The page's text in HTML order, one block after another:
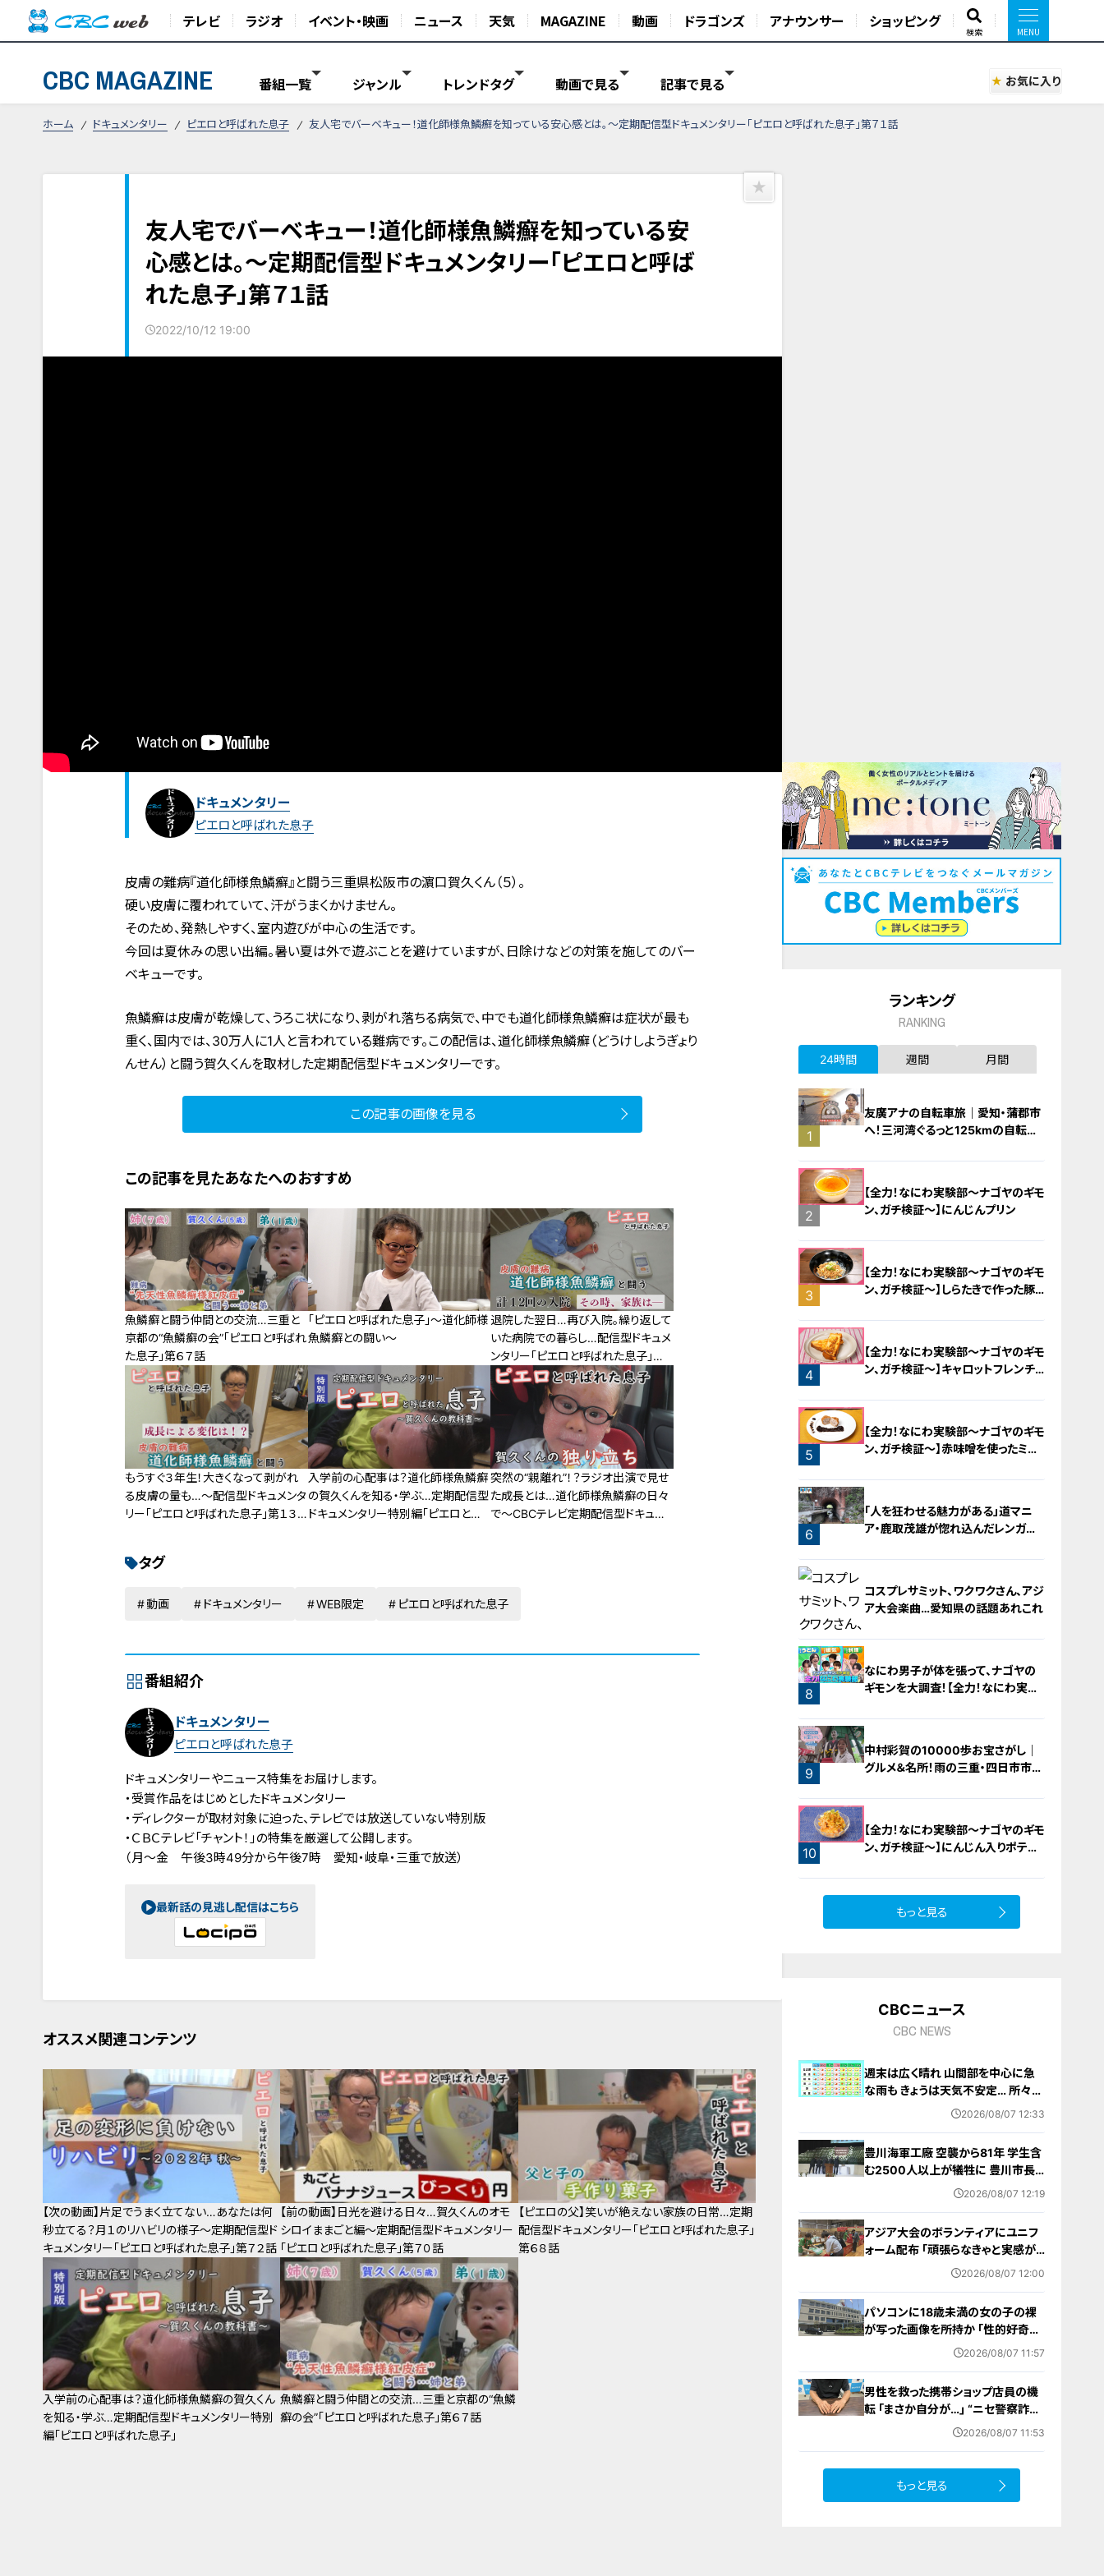
テレビ ラジオ イベント・映画 ニュース 天気 MAGAZINE 動画 ドラゴンズ アナウンサー ショッピング
検索
CBC MAGAZINE 番組一覧 ジャンル トレンドタグ 動画で見る 記事で見る お気に入り
ホーム ドキュメンタリー ピエロと呼ばれた息子 友人宅でバーベキュー！道化師様魚鱗癬を知っている安心感とは。～定期配信型ドキュメンタリー「ピエロと呼ばれた息子」第７１話
友人宅でバーベキュー！道化師様魚鱗癬を知っている安
心感とは。～定期配信型ドキュメンタリー「ピエロと呼ば
れた息子」第７１話
2022/10/12 19:00
ドキュメンタリー
ピエロと呼ばれた息子
皮膚の難病『道化師様魚鱗癬』と闘う三重県松阪市の濵口賀久くん（５）。
硬い皮膚に覆われていて、汗がうまくかけません。
そのため、発熱しやすく、室内遊びが中心の生活です。
今回は夏休みの思い出編。暑い夏は外で遊ぶことを避けていますが、日除けなどの対策を施してのバー
ベキューです。
魚鱗癬は皮膚が乾燥して、うろこ状になり、剥がれ落ちる病気で、中でも道化師様魚鱗癬は症状が最も
重く、国内では、30万人に1人と言われている難病です。この配信は、道化師様魚鱗癬（どうけしようぎょり
んせん）と闘う賀久くんを取材した定期配信型ドキュメンタリーです。
この記事の画像を見る
この記事を見たあなたへのおすすめ
魚鱗癬と闘う仲間との交流…三重と
京都の“魚鱗癬の会”「ピエロと呼ばれ
た息子」第６７話
「ピエロと呼ばれた息子」～道化師様
魚鱗癬との闘い～
退院した翌日…再び入院。繰り返して
いた病院での暮らし…配信型ドキュメ
ンタリー「ピエロと呼ばれた息子」第
120話
もうすぐ３年生！大きくなって剥がれ
る皮膚の量も…～配信型ドキュメンタ
リー「ピエロと呼ばれた息子」第１３４
入学前の心配事は？道化師様魚鱗癬
の賀久くんを知る・学ぶ…定期配信型
ドキュメンタリー特別編「ピエロと呼
突然の“親離れ”！？ラジオ出演で見せ
た成長とは…道化師様魚鱗癬の日々
で～CBCテレビ定期配信型ドキュメ
タグ
動画 ドキュメンタリー WEB限定 ピエロと呼ばれた息子
番組紹介
ドキュメンタリー
ピエロと呼ばれた息子
ドキュメンタリーやニュース特集をお届けします。
・受賞作品をはじめとしたドキュメンタリー
・ディレクターが取材対象に迫った、テレビでは放送していない特別版
・ＣＢＣテレビ「チャント！」の特集を厳選して公開します。
（月～金 午後3時49分から午後7時 愛知・岐阜・三重で放送）
最新話の見逃し配信はこちら
オススメ関連コンテンツ
【次の動画】片足でうまく立てない…あなたは何
秒立てる？月１のリハビリの様子～定期配信型ド
キュメンタリー「ピエロと呼ばれた息子」第７２話
【前の動画】日光を避ける日々…賀久くんのオモ
シロイままごと編～定期配信型ドキュメンタリー
「ピエロと呼ばれた息子」第７０話
【ピエロの父】笑いが絶えない家族の日常…定期
配信型ドキュメンタリー「ピエロと呼ばれた息子」
第６８話
入学前の心配事は？道化師様魚鱗癬の賀久くん
を知る・学ぶ…定期配信型ドキュメンタリー特別
編「ピエロと呼ばれた息子」
魚鱗癬と闘う仲間との交流…三重と京都の“魚鱗
癬の会”「ピエロと呼ばれた息子」第６７話
ランキング
RANKING
24時間 週間 月間
1
友廣アナの自転車旅｜愛知・蒲郡市
へ！三河湾ぐるっと125kmの自転車
2
【全力！なにわ実験部～ナゴヤのギモ
ン、ガチ検証～】にんじんプリン
3
【全力！なにわ実験部～ナゴヤのギモ
ン、ガチ検証～】しらたきで作った豚
4
【全力！なにわ実験部～ナゴヤのギモ
ン、ガチ検証～】キャロットフレンチ
5
【全力！なにわ実験部～ナゴヤのギモ
ン、ガチ検証～】赤味噌を使ったミル
6
「人を狂わせる魅力がある」道マニ
ア・鹿取茂雄が惚れ込んだレンガの
7
コスプレサミット、ワクワクさん、アジ
ア大会楽曲…愛知県の話題あれこれ
8
なにわ男子が体を張って、ナゴヤの
ギモンを大調査！【全力！なにわ実験
9
中村彩賀の10000歩お宝さがし｜
グルメ＆名所！雨の三重・四日市市で
10
【全力！なにわ実験部～ナゴヤのギモ
ン、ガチ検証～】にんじん入りポテト
もっと見る
CBCニュース
CBC NEWS
週末は広く晴れ 山間部を中心に急
な雨も きょうは天気不安定… 所々で
雨予想 愛知･名古屋･岐阜･三重の天
2026/08/07 12:33
豊川海軍工廠 空襲から81年 学生含
む2500人以上が犠牲に 豊川市長
｢恒久平和に向けて全力を尽くす｣ 平
2026/08/07 12:19
アジア大会のボランティアにユニフ
ォーム配布 ｢頑張らなきゃと実感が
湧いた｣ 名古屋･中区の愛知県体育
2026/08/07 12:00
パソコンに18歳未満の女の子の裸
が写った画像を所持か ｢性的好奇心
を満たす目的｣ 小学校講師の38歳
2026/08/07 11:57
男性を救った携帯ショップ店員の機
転 ｢まさか自分が…｣ “ニセ警察詐
欺”を間一髪で防ぐ 被害者が語る事
2026/08/07 11:53
もっと見る